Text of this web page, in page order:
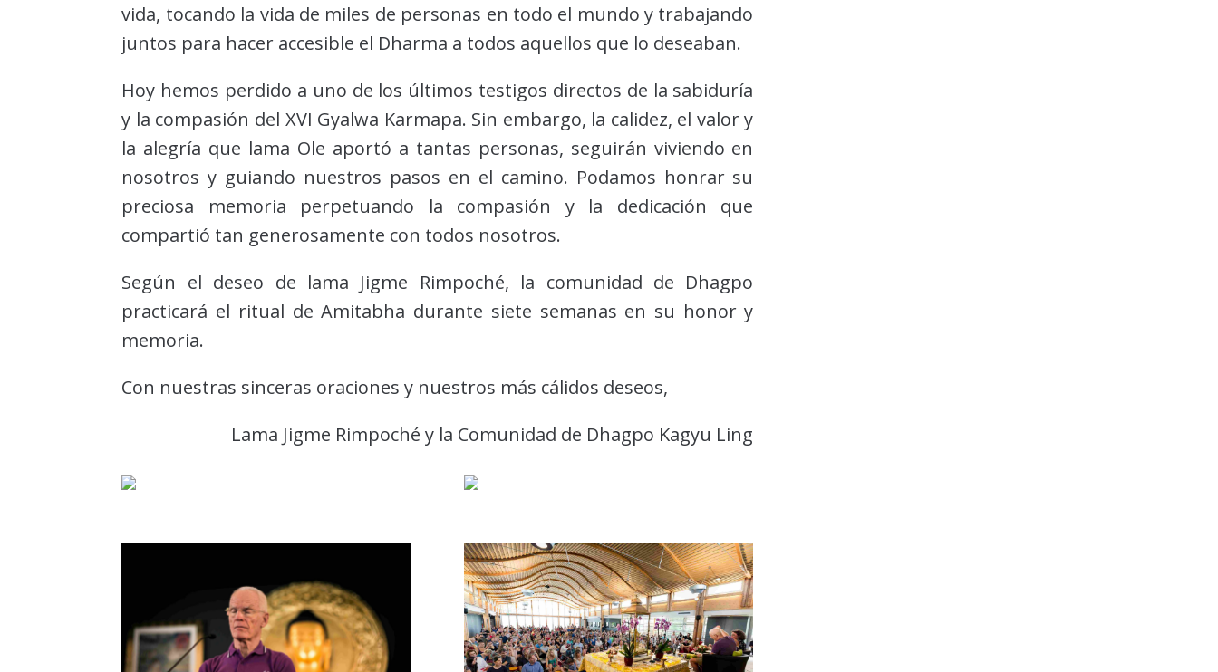
vida, tocando la vida de miles de personas en todo el mundo y trabajando
juntos para hacer accesible el Dharma a todos aquellos que lo deseaban.
Hoy hemos perdido a uno de los últimos testigos directos de la sabiduría
y la compasión del XVI Gyalwa Karmapa. Sin embargo, la calidez, el valor y
la alegría que lama Ole aportó a tantas personas, seguirán viviendo en
nosotros y guiando nuestros pasos en el camino. Podamos honrar su
preciosa memoria perpetuando la compasión y la dedicación que
compartió tan generosamente con todos nosotros.
Según el deseo de lama Jigme Rimpoché, la comunidad de Dhagpo
practicará el ritual de Amitabha durante siete semanas en su honor y
memoria.
Con nuestras sinceras oraciones y nuestros más cálidos deseos,
Lama Jigme Rimpoché y la Comunidad de Dhagpo Kagyu Ling